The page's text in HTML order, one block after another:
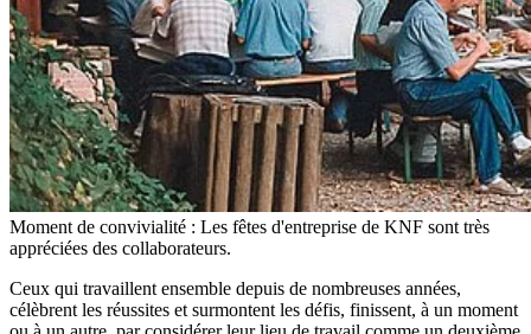
Moment de convivialité : Les fêtes d'entreprise de KNF sont très
appréciées des collaborateurs.
Ceux qui travaillent ensemble depuis de nombreuses années,
célèbrent les réussites et surmontent les défis, finissent, à un moment